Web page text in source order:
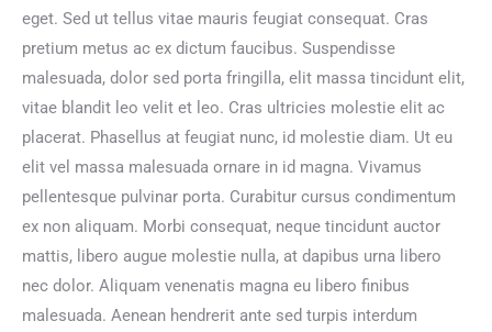
eget. Sed ut tellus vitae mauris feugiat consequat. Cras
pretium metus ac ex dictum faucibus. Suspendisse
malesuada, dolor sed porta fringilla, elit massa tincidunt elit,
vitae blandit leo velit et leo. Cras ultricies molestie elit ac
placerat. Phasellus at feugiat nunc, id molestie diam. Ut eu
elit vel massa malesuada ornare in id magna. Vivamus
pellentesque pulvinar porta. Curabitur cursus condimentum
ex non aliquam. Morbi consequat, neque tincidunt auctor
mattis, libero augue molestie nulla, at dapibus urna libero
nec dolor. Aliquam venenatis magna eu libero finibus
malesuada. Aenean hendrerit ante sed turpis interdum